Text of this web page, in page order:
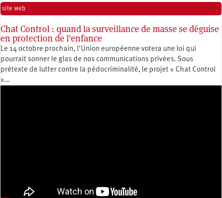
site web
Chat Control : quand la surveillance de masse se déguise
en protection de l'enfance
Le 14 octobre prochain, l'Union européenne votera une loi qui
pourrait sonner le glas de nos communications privées. Sous
prétexte de lutter contre la pédocriminalité, le projet « Chat Control
»…